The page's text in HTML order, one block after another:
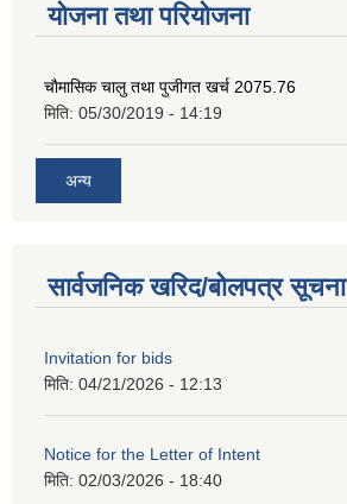
योजना तथा परियोजना
चाैमासिक चालु तथा पुजीगत खर्च 2075.76
मिति: 05/30/2019 - 14:19
अन्य
सार्वजनिक खरिद/बोलपत्र सूचना
Invitation for bids
मिति: 04/21/2026 - 12:13
Notice for the Letter of Intent
मिति: 02/03/2026 - 18:40